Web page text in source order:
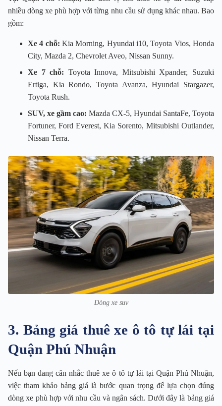
nhiều dòng xe phù hợp với từng nhu cầu sử dụng khác nhau. Bao
gồm:
Xe 4 chỗ: Kia Morning, Hyundai i10, Toyota Vios, Honda
City, Mazda 2, Chevrolet Aveo, Nissan Sunny.
Xe 7 chỗ: Toyota Innova, Mitsubishi Xpander, Suzuki
Ertiga, Kia Rondo, Toyota Avanza, Hyundai Stargazer,
Toyota Rush.
SUV, xe gầm cao: Mazda CX-5, Hyundai SantaFe, Toyota
Fortuner, Ford Everest, Kia Sorento, Mitsubishi Outlander,
Nissan Terra.
Dòng xe suv
3. Bảng giá thuê xe ô tô tự lái tại
Quận Phú Nhuận
Nếu bạn đang cân nhắc thuê xe ô tô tự lái tại Quận Phú Nhuận,
việc tham khảo bảng giá là bước quan trọng để lựa chọn đúng
dòng xe phù hợp với nhu cầu và ngân sách. Dưới đây là bảng giá